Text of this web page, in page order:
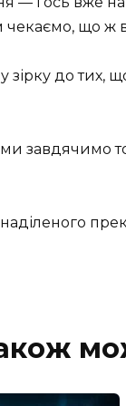
чекаємо, що ж
до тих,
завдячимо